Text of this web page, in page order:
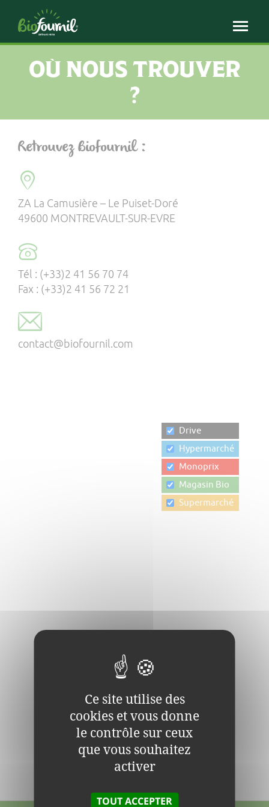
OÙ NOUS TROUVER
?
Retrouvez Biofournil :
ZA La Camusière – Le Puiset-Doré
49600 MONTREVAULT-SUR-EVRE
Tél : (+33)2 41 56 70 74
Fax : (+33)2 41 56 72 21
contact@biofournil.com
Drive
Hypermarché
Monoprix
Magasin Bio
Supermarché
Panneau de gestion des cookies
Ce site utilise des
cookies et vous donne
le contrôle sur ceux
que vous souhaitez
activer
TOUT ACCEPTER